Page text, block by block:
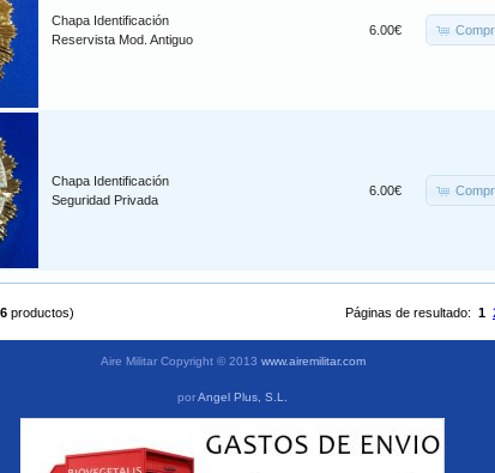
Chapa Identificación
Reservista Mod. Antiguo
6.00€
Chapa Identificación
Seguridad Privada
6.00€
Páginas de resultado: 1
productos)
Aire Militar Copyright © 2013 www.airemilitar.com
porAngel Plus, S.L.